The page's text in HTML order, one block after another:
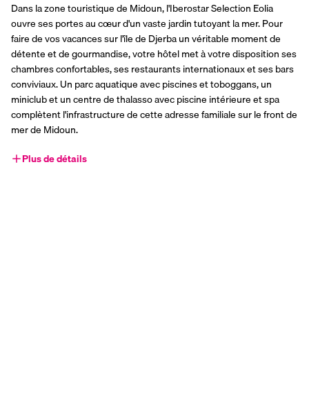
Dans la zone touristique de Midoun, l'Iberostar Selection Eolia
ouvre ses portes au cœur d'un vaste jardin tutoyant la mer. Pour
faire de vos vacances sur l'île de Djerba un véritable moment de
détente et de gourmandise, votre hôtel met à votre disposition ses
chambres confortables, ses restaurants internationaux et ses bars
conviviaux. Un parc aquatique avec piscines et toboggans, un
miniclub et un centre de thalasso avec piscine intérieure et spa
complètent l'infrastructure de cette adresse familiale sur le front de
mer de Midoun.
Plus de détails